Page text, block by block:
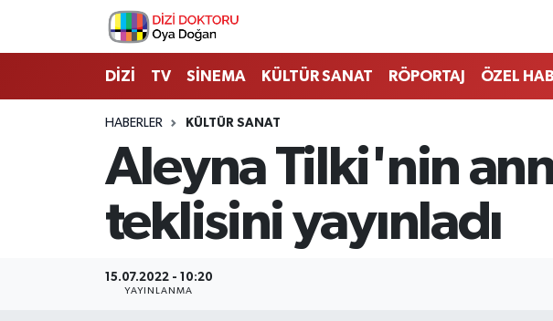
DİZİ TV SİNEMA KÜLTÜR SANAT RÖPORTAJ ÖZEL
HABERLER KÜLTÜR SANAT
Aleyna Tilki'nin
teklisini yayınladı
15.07.2022 - 10:20
YAYINLANMA
İstanbul Nöbetçi Eczaneler
İstanbul Hava Durumu
İstanbul Namaz Vakitleri
İstanbul Trafik Yoğunluk Haritası